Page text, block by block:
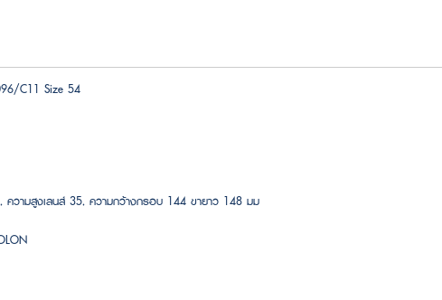
C11 Size 54
วามสูงเลนส์ 35, ความกว้างกรอบ 144 ขายาว 148 มม